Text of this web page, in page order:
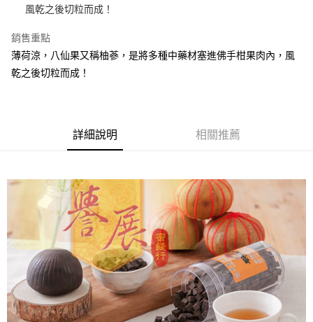
街口支付
悠遊付
Google Pay
每筆NT$60，滿NT$799(含以上)免運費
付款後全家取貨
每筆NT$60，滿NT$799(含以上)免運費
7-11取貨付款
每筆NT$60，滿NT$799(含以上)免運費
付款後7-11取貨
風乾之後切粒而成！
銷售重點
薄荷涼，八仙果又稱柚蔘，是將多種中藥材塞進佛手柑果肉內，風
乾之後切粒而成！
詳細說明 相關推薦